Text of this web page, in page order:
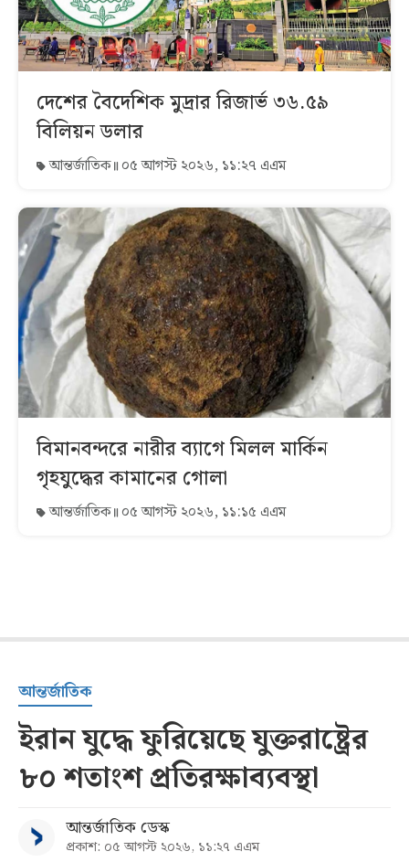
দেশের বৈদেশিক মুদ্রার রিজার্ভ ৩৬.৫৯
বিলিয়ন ডলার
আন্তর্জাতিক ০৫ আগস্ট ২০২৬, ১১:২৭ এএম
বিমানবন্দরে নারীর ব্যাগে মিলল মার্কিন
গৃহযুদ্ধের কামানের গোলা
আন্তর্জাতিক ০৫ আগস্ট ২০২৬, ১১:১৫ এএম
আন্তর্জাতিক
ইরান যুদ্ধে ফুরিয়েছে যুক্তরাষ্ট্রের
৮০ শতাংশ প্রতিরক্ষাব্যবস্থা
আন্তর্জাতিক ডেস্ক
প্রকাশ: ০৫ আগস্ট ২০২৬, ১১:২৭ এএম